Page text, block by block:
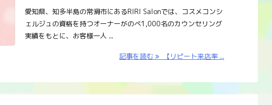
愛知県、知多半島の常滑市にあるRIRI Salonでは、コスメコンシ
ェルジュの資格を持つオーナーがのべ1,000名のカウンセリング
実績をもとに、お客様一人 ...
記事を読む 【リピート来店率 ...